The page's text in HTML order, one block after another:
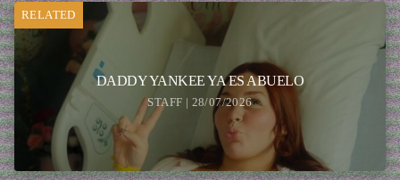
RELATED
DADDY YANKEE YA ES ABUELO
STAFF | 28/07/2026